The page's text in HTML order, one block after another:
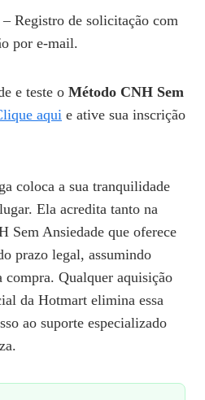
– Registro de solicitação com
por e‑mail.
e teste o Método CNH Sem
aqui e ative sua inscrição
coloca a sua tranquilidade
Ela acredita tanto na
Sem Ansiedade que oferece
prazo legal, assumindo
Qualquer aquisição
da Hotmart elimina essa
ao suporte especializado